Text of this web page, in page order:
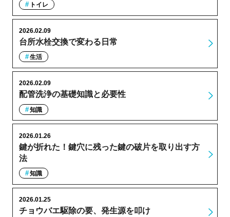
トイレ
台所水栓交換で変わる日常
2026.02.09
生活
配管洗浄の基礎知識と必要性
2026.02.09
知識
鍵が折れた！鍵穴に残った鍵の破片を取り出す方
法
2026.01.26
知識
チョウバエ駆除の要、発生源を叩け
2026.01.25